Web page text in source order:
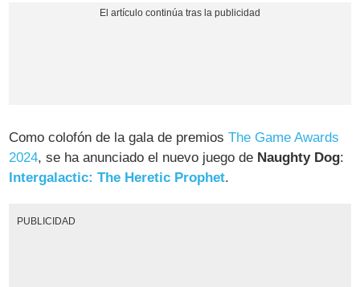
Como colofón de la gala de premiosThe Game Awards
2024, se ha anunciado el nuevo juego de Naughty Dog:
Intergalactic: The Heretic Prophet.
PUBLICIDAD